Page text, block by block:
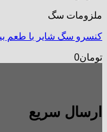
ملزومات سگ
کنسرو سگ شایر با طعم بیف پته
تومان0
ارسال سریع